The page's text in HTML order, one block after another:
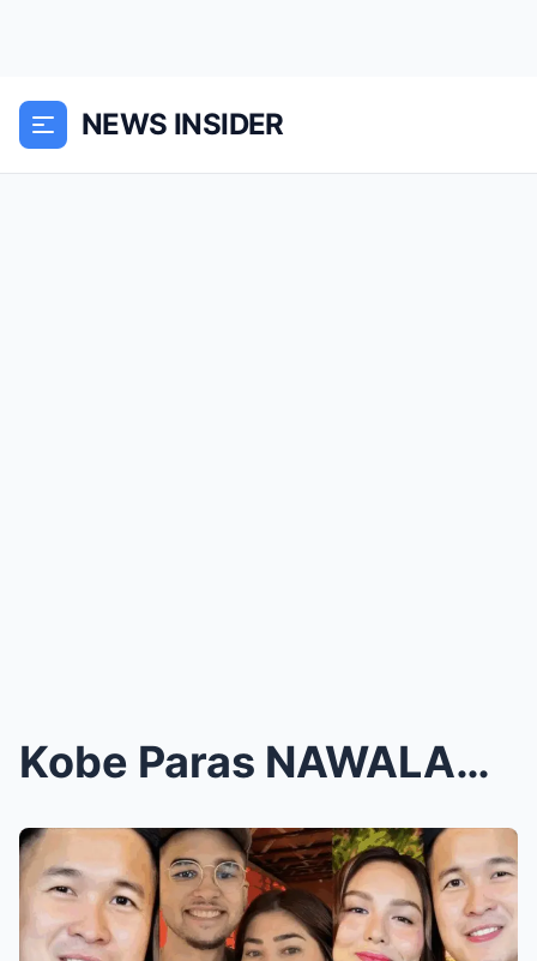
NEWS INSIDER
Kobe Paras NAWALAN NA ng TRABAHO at mga ENDORSEMSN...